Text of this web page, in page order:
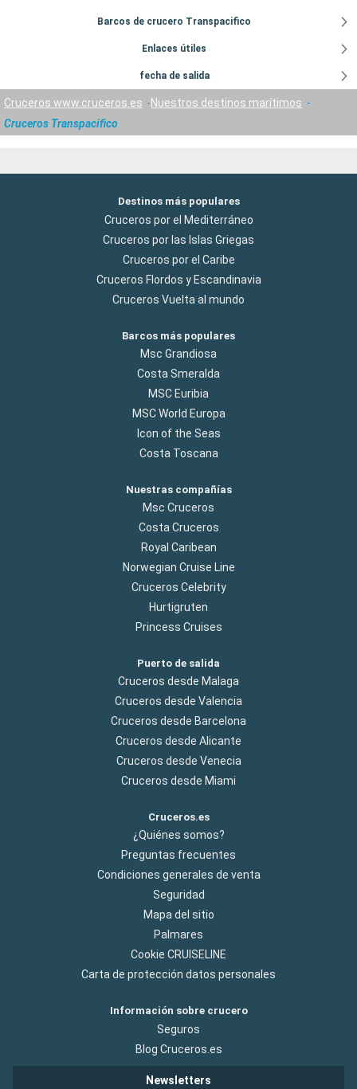
Barcos de crucero Transpacifico
Enlaces útiles
fecha de salida
Cruceros www.cruceros.es
Nuestros destinos marítimos
Cruceros Transpacifico
Destinos más populares
Cruceros por el Mediterráneo
Cruceros por las Islas Griegas
Cruceros por el Caribe
Cruceros Flordos y Escandinavia
Cruceros Vuelta al mundo
Barcos más populares
Msc Grandiosa
Costa Smeralda
MSC Euribia
MSC World Europa
Icon of the Seas
Costa Toscana
Nuestras compañías
Msc Cruceros
Costa Cruceros
Royal Caribean
Norwegian Cruise Line
Cruceros Celebrity
Hurtigruten
Princess Cruises
Puerto de salida
Cruceros desde Malaga
Cruceros desde Valencia
Cruceros desde Barcelona
Cruceros desde Alicante
Cruceros desde Venecia
Cruceros desde Miami
Cruceros.es
¿Quiénes somos?
Preguntas frecuentes
Condiciones generales de venta
Seguridad
Mapa del sitio
Palmares
Cookie CRUISELINE
Carta de protección datos personales
Información sobre crucero
Seguros
Blog Cruceros.es
Newsletters